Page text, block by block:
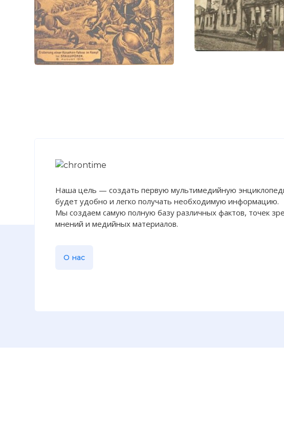
Наша цель — создать первую мультимедийную
будет удобно и легко получать необходимую информацию.
Мы создаем самую полную базу различных фактов, точек
мнений и медийных материалов.
О нас